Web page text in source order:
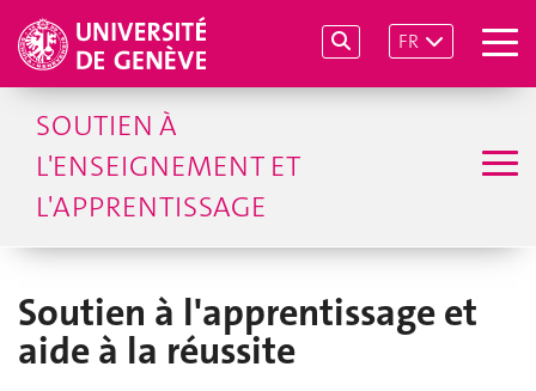
FR
SOUTIEN À
L'ENSEIGNEMENT ET
L'APPRENTISSAGE
Soutien à l'apprentissage et
aide à la réussite